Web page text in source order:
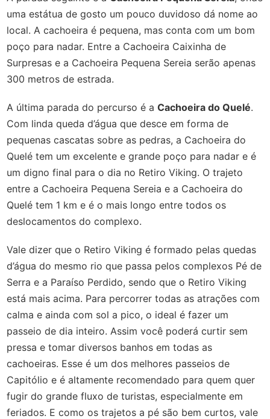
uma estátua de gosto um pouco duvidoso dá nome ao
local. A cachoeira é pequena, mas conta com um bom
poço para nadar. Entre a Cachoeira Caixinha de
Surpresas e a Cachoeira Pequena Sereia serão apenas
300 metros de estrada.
A última parada do percurso é aCachoeira do Quelé.
Com linda queda d’água que desce em forma de
pequenas cascatas sobre as pedras, a Cachoeira do
Quelé tem um excelente e grande poço para nadar e é
um digno final para o dia no Retiro Viking. O trajeto
entre a Cachoeira Pequena Sereia e a Cachoeira do
Quelé tem 1 km e é o mais longo entre todos os
deslocamentos do complexo.
Vale dizer que o Retiro Viking é formado pelas quedas
d’água do mesmo rio que passa pelos complexos Pé de
Serra e a Paraíso Perdido, sendo que o Retiro Viking
está mais acima. Para percorrer todas as atrações com
calma e ainda com sol a pico, o ideal é fazer um
passeio de dia inteiro. Assim você poderá curtir sem
pressa e tomar diversos banhos em todas as
cachoeiras. Esse é um dos melhores passeios de
Capitólio e é altamente recomendado para quem quer
fugir do grande fluxo de turistas, especialmente em
feriados. E como os trajetos a pé são bem curtos, vale